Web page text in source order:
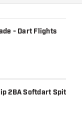
- Dart Flights
2BA Softdart Spitzen